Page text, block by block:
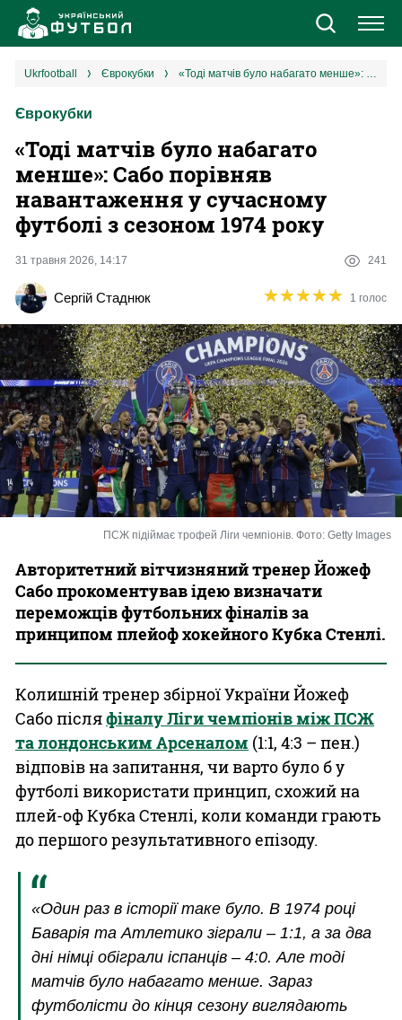
Новини
Єврокубки
УПЛ
Різне
Букмекери
Казино
ukrfootball єврокубки «Тоді матчів було набагато менше»: Сабо порівняв навантаження у сучасному футболі з сезоном 1974 року
Єврокубки
«Тоді матчів було набагато
менше»: Сабо порівняв
навантаження у сучасному
футболі з сезоном 1974 року
31 травня 2026, 14:17 241
Сергій Стаднюк ★★★★★
★★★★★ 1 голос
ПСЖ підіймає трофей Ліги чемпіонів. Фото: Getty Images
Авторитетний вітчизняний тренер Йожеф
Сабо прокоментував ідею визначати
переможців футбольних фіналів за
принципом плейоф хокейного Кубка Стенлі.
Колишній тренер збірної України Йожеф
Сабо післяфіналу Ліги чемпіонів між ПСЖ
та лондонським Арсеналом (1:1, 4:3 – пен.)
відповів на запитання, чи варто було б у
футболі використати принцип, схожий на
плей-оф Кубка Стенлі, коли команди грають
до першого результативного епізоду.
«Один раз в історії таке було. В 1974 році
Баварія та Атлетико зіграли – 1:1, а за два
дні німці обіграли іспанців – 4:0. Але тоді
матчів було набагато менше. Зараз
футболісти до кінця сезону виглядають